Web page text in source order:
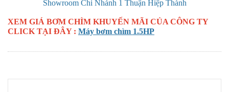
Showroom Chi Nhánh 1 Thuận Hiệp Thành
XEM GIÁ BƠM CHÌM KHUYẾN MÃI CỦA CÔNG TY
CLICK TẠI ĐÂY : Máy bơm chìm 1.5HP